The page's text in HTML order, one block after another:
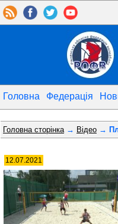
Головна Федерація
Головна сторінка→ Відео →
12.07.2021